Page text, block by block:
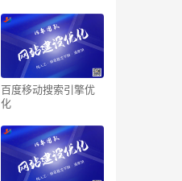
百度移动搜索引擎优
化